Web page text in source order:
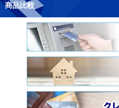
商品比較